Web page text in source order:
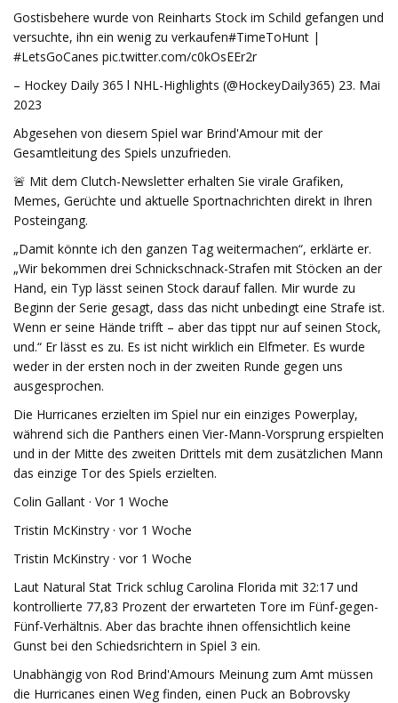
Gostisbehere wurde von Reinharts Stock im Schild gefangen und
versuchte, ihn ein wenig zu verkaufen#TimeToHunt |
#LetsGoCanes pic.twitter.com/c0kOsEEr2r
– Hockey Daily 365 l NHL-Highlights (@HockeyDaily365) 23. Mai
2023
Abgesehen von diesem Spiel war Brind'Amour mit der
Gesamtleitung des Spiels unzufrieden.
🚨 Mit dem Clutch-Newsletter erhalten Sie virale Grafiken,
Memes, Gerüchte und aktuelle Sportnachrichten direkt in Ihren
Posteingang.
„Damit könnte ich den ganzen Tag weitermachen“, erklärte er.
„Wir bekommen drei Schnickschnack-Strafen mit Stöcken an der
Hand, ein Typ lässt seinen Stock darauf fallen. Mir wurde zu
Beginn der Serie gesagt, dass das nicht unbedingt eine Strafe ist.
Wenn er seine Hände trifft – aber das tippt nur auf seinen Stock,
und.“ Er lässt es zu. Es ist nicht wirklich ein Elfmeter. Es wurde
weder in der ersten noch in der zweiten Runde gegen uns
ausgesprochen.
Die Hurricanes erzielten im Spiel nur ein einziges Powerplay,
während sich die Panthers einen Vier-Mann-Vorsprung erspielten
und in der Mitte des zweiten Drittels mit dem zusätzlichen Mann
das einzige Tor des Spiels erzielten.
Colin Gallant · Vor 1 Woche
Tristin McKinstry · vor 1 Woche
Tristin McKinstry · vor 1 Woche
Laut Natural Stat Trick schlug Carolina Florida mit 32:17 und
kontrollierte 77,83 Prozent der erwarteten Tore im Fünf-gegen-
Fünf-Verhältnis. Aber das brachte ihnen offensichtlich keine
Gunst bei den Schiedsrichtern in Spiel 3 ein.
Unabhängig von Rod Brind'Amours Meinung zum Amt müssen
die Hurricanes einen Weg finden, einen Puck an Bobrovsky